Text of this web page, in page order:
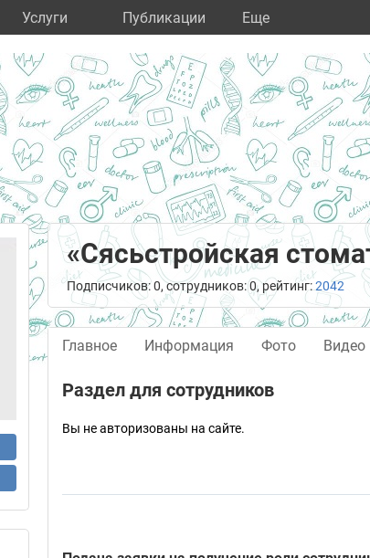
Услуги Публикации Eще
«Сясьстройская
Подписчиков: 0, сотрудников: 0, рейтинг:2042
Главное Информация Фото Видео
Раздел для сотрудников
Вы не авторизованы на сайте.